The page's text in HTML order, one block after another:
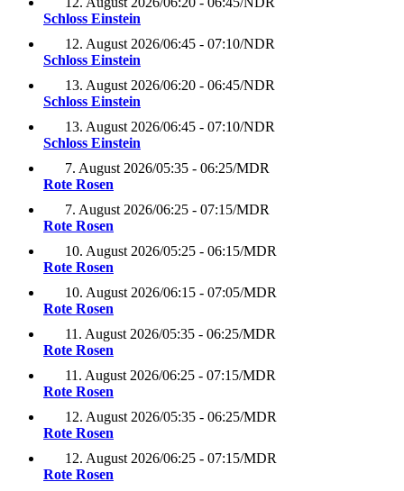
Schloss Einstein
12. August 2026/06:45 - 07:10/NDR
Schloss Einstein
13. August 2026/06:20 - 06:45/NDR
Schloss Einstein
13. August 2026/06:45 - 07:10/NDR
Schloss Einstein
7. August 2026/05:35 - 06:25/MDR
Rote Rosen
7. August 2026/06:25 - 07:15/MDR
Rote Rosen
10. August 2026/05:25 - 06:15/MDR
Rote Rosen
10. August 2026/06:15 - 07:05/MDR
Rote Rosen
11. August 2026/05:35 - 06:25/MDR
Rote Rosen
11. August 2026/06:25 - 07:15/MDR
Rote Rosen
12. August 2026/05:35 - 06:25/MDR
Rote Rosen
12. August 2026/06:25 - 07:15/MDR
Rote Rosen